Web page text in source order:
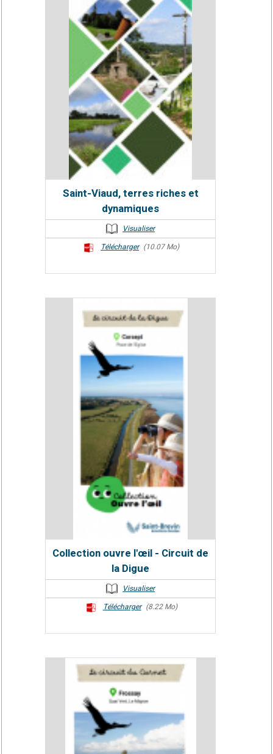
Saint-Viaud, terres riches et
dynamiques
Visualiser
Télécharger (10.07 Mo)
Collection ouvre l'œil - Circuit de
la Digue
Visualiser
Télécharger (8.22 Mo)